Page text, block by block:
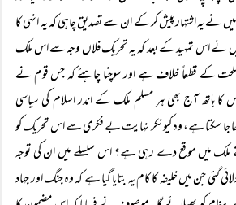
نے یہ اشتہار پیش کر کے ان سے تصدیق چاہی کہ یہ انہی کا
نے اس تمہید کے بعد کہ یہ تحریک فلاں وجہ سے اس ملک
کے قطعاً‌ خلاف ہے اور سوچنا چاہئے کہ جس قوم نے
جس کا ہاتھ آج بھی ہر مسلم ملک کے اندر اسلام کی سیاسی
جا سکتا ہے، وہ کیونکر نہایت بے فکری سے اس تحریک کو
ملک میں موقع دے رہی ہے؟ اس سلسلے میں ان کی توجہ
جن میں خلیفہ کا کام یہ بتایا گیا ہے کہ وہ جنگ اور جہاد